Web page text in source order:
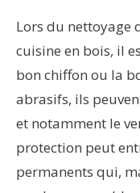
Lors du nettoyage
cuisine en bois, il
bon chiffon ou la
abrasifs, ils
et notamment le
protection peut
permanents qui,